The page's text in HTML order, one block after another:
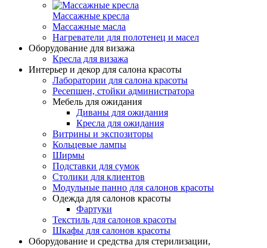
Массажные кресла
Массажные масла
Нагреватели для полотенец и масел
Оборудование для визажа
Кресла для визажа
Интерьер и декор для салона красоты
Лаборатории для салона красоты
Ресепшен, стойки администратора
Мебель для ожидания
Диваны для ожидания
Кресла для ожидания
Витрины и экспозиторы
Кольцевые лампы
Ширмы
Подставки для сумок
Столики для клиентов
Модульные панно для салонов красоты
Одежда для салонов красоты
Фартуки
Текстиль для салонов красоты
Шкафы для салонов красоты
Оборудование и средства для стерилизации,